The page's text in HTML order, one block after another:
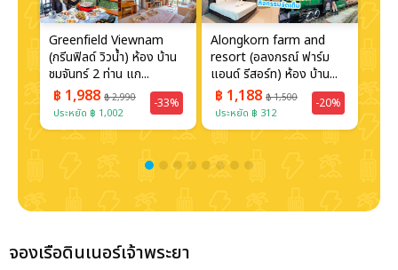
Greenfield Viewnam
(กรีนฟิลด์ วิวน้ำ) ห้อง บ้าน
ชมจันทร์ 2 ท่าน แก...
฿ 1,988 ฿ 2,990
ประหยัด ฿ 1,002
-33%
Alongkorn farm and
resort (อลงกรณ์ ฟาร์ม
แอนด์ รีสอร์ท) ห้อง บ้าน...
฿ 1,188 ฿ 1,500
ประหยัด ฿ 312
-20%
เฮ้า
฿
จองเรือดินเนอร์เจ้าพระยา